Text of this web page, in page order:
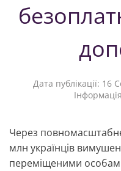
Дата публікації: 16
Через
млн українців
переміщеними